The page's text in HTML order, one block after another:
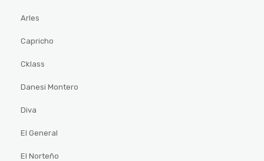
Arles
Capricho
Cklass
Danesi Montero
Diva
El General
El Norteño